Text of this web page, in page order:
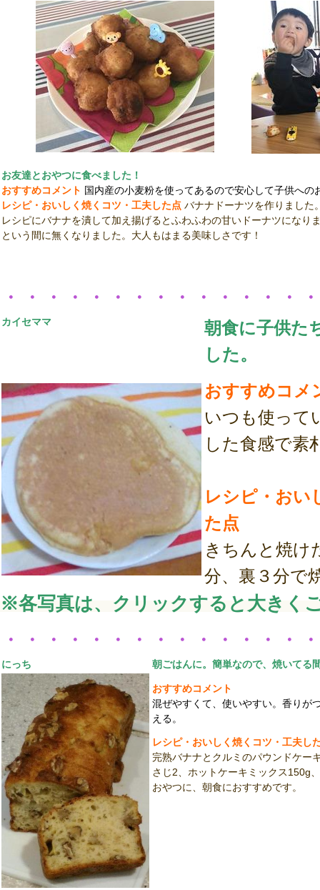
お友達とおやつに食べました！
おすすめコメント 国内産の小麦粉を使ってあるので安心して子供への
レシピ・おいしく焼くコツ・工夫した点 バナナドーナツを作りました
レシピにバナナを潰して加え揚げるとふわふわの甘いドーナツになり
という間に無くなりました。大人もはまる美味しさです！
・・・・・・・・・・・・・・
カイセママ
朝食に子供た
した。
おすすめコメ
いつも使って
した食感で素
レシピ・おい
た点
きちんと焼け
分、裏３分で
※各写真は、クリックすると大きく
・・・・・・・・・・・・・・
にっち 朝ごはんに。簡単なので、焼いてる
おすすめコメント
混ぜやすくて、使いやすい。香りが
える。
レシピ・おいしく焼くコツ・工夫し
完熟バナナとクルミのパウンドケー
さじ2、ホットケーキミックス150g
おやつに、朝食におすすめです。